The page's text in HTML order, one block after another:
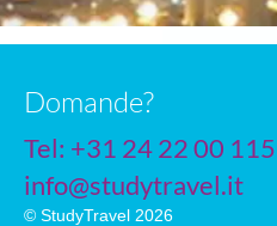
Domande?
Tel: +31 24 22 00 115
info@studytravel.it
© StudyTravel 2026